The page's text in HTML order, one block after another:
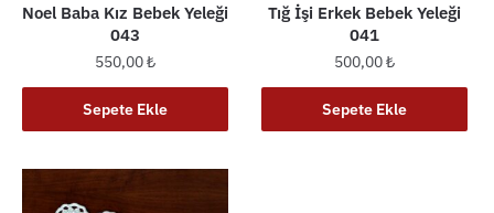
Noel Baba Kız Bebek Yeleği
043
550,00₺
Sepete Ekle
Tığ İşi Erkek Bebek Yeleği
041
500,00₺
Sepete Ekle